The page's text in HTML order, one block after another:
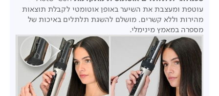
עוטפת ומעצבת את השיער באופן אוטומטי לקבלת תוצאות
מהירות וללא קשרים. מושלם להשגת תלתלים באיכות של
מספרה במאמץ מינימלי.